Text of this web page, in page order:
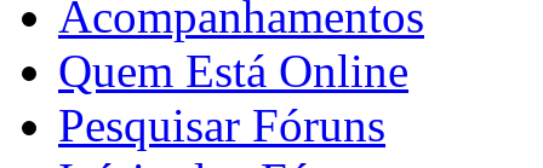
Acompanhamentos
Quem Está Online
Pesquisar Fóruns